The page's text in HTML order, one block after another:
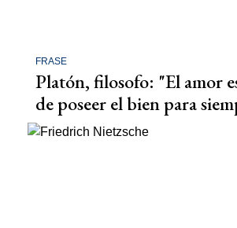
FRASE
Platón, filosofo: "El amor
de poseer el bien para